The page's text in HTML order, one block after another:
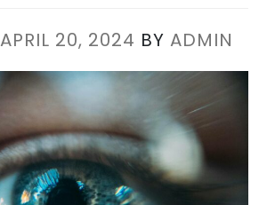
APRIL 20, 2024 BY ADMIN